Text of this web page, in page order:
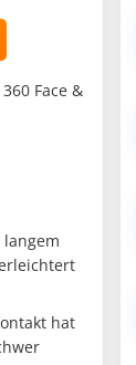
Face &
hat